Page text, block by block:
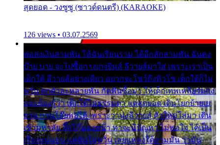
สุดยอด - วงซูซู (ซาวด์ดนตรี) (KARAOKE)
126 views • 03.07.2569
พ่อส่งเงินสามพัน ให้ฉันเรียนราม ได้อีกสักสามพัน ฉันคง
บ๊าย บาย จะไปซื้อกางเกงยีนส์ ลีวายส์มาใส่ เพราะเราเป็น
เด็กใต้ ลีวายส์อย่างเดียว อยากจะโชว์ถึงหิวโซ เด็กใต้ก็ไม่
หวั่น ตกตัวละหลายพัน กัดฟันซื้อมา ให้เด็กเทพเหลียวมอง
และต้องรู้ว่า เด็กใต้ไม่ธรรมดา แต่สุดยอด เดินโยกย้ายเย
ยวน กวนโอ๊ยพอได้ เพราะว่านุ่งลีวายส์ ตัวใหม่ใส่มา เดิน
เข้ามหาลัย จิ๊กโก๊มองหน้า ท่าจะมีปัญหา ไม่พอใจ ได้เป็น
เรื่องแน่นอน แต่ฉันไม่หวั่น เลยแหลงใต้ถามมัน ว่ามัน